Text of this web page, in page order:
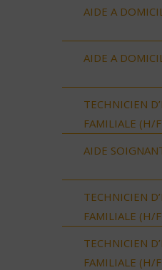
AIDE A
AIDE A
TECHNICIEN
FAMILIALE (H/
AIDE
TECHNICIEN
FAMILIALE (H/
TECHNICIEN
FAMILIALE (H/